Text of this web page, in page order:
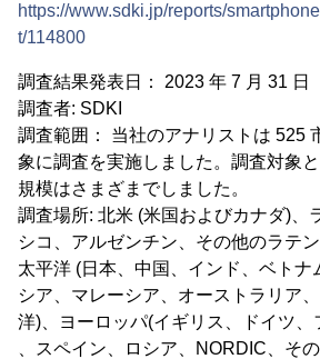
https://www.sdki.jp/reports/
t/114800
調査結果発表日： 2023 年 7 月 31 日
調査者: SDKI
調査範囲： 当社のアナリストは 525
象に調査を実施しました。調査対象
規模はさまざまでしました。
調査場所: 北米 (米国およびカナダ)、
シコ、アルゼンチン、その他のラテ
太平洋 (日本、中国、インド、ベトナ
シア、マレーシア、オーストラリア
洋)、ヨーロッパ(イギリス、ドイツ、
、スペイン、ロシア、NORDIC、そ